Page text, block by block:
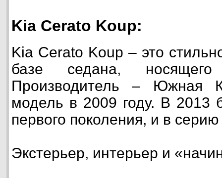
Kia Cerato Koup:
Kia Cerato Koup – это
базе седана,
Производитель – Южная
модель в 2009 году. В 2013
первого поколения, и в
Экстерьер, интерьер и